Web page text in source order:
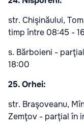
str. Chişinăului,
timp între 08:45 -
s. Bărboieni -
18:00
25. Orhei:
str. Braşoveanu,
Zemţov - parţial în